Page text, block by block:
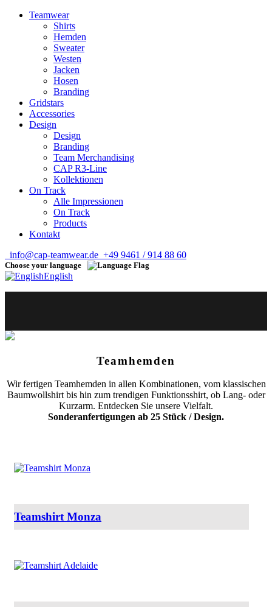
Teamwear
Shirts
Hemden
Sweater
Westen
Jacken
Hosen
Branding
Gridstars
Accessories
Design
Design
Branding
Team Merchandising
CAP R3-Line
Kollektionen
On Track
Alle Impressionen
On Track
Products
Kontakt
info@cap-teamwear.de +49 9461 / 914 88 60
Choose your language
English
Teamhemden
Wir fertigen Teamhemden in allen Kombinationen, vom klassischen
Baumwollshirt bis hin zum trendigen Funktionsshirt, ob Lang- oder
Kurzarm. Entdecken Sie unsere Vielfalt.
Sonderanfertigungen ab 25 Stück / Design.
Teamshirt Monza